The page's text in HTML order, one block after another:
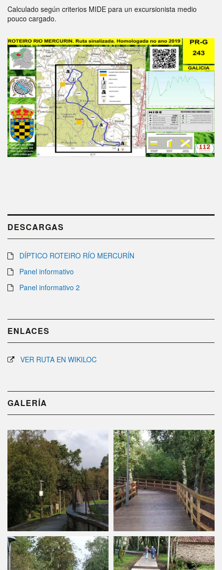
Calculado según criterios MIDE para un excursionista medio
pouco cargado.
DESCARGAS
DÍPTICO ROTEIRO RÍO MERCURÍN
Panel informativo
Panel informativo 2
ENLACES
VER RUTA EN WIKILOC
GALERÍA